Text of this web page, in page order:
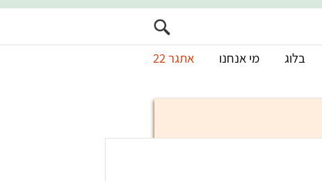
בלוג מי אנחנו אתגר 22